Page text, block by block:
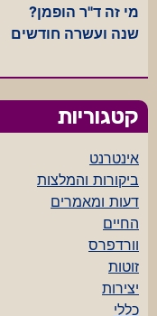
מי זה ד"ר הופמן?
שנה ועשרה חודשים
קטגוריות
אינטרנט
ביקורות והמלצות
דעות ומאמרים
החיים
וורדפרס
זוטות
יצירות
כללי